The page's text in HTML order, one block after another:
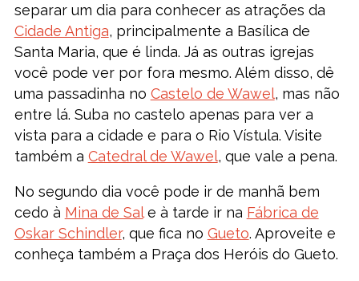
separar um dia para conhecer as atrações da
Cidade Antiga, principalmente a Basílica de
Santa Maria, que é linda. Já as outras igrejas
você pode ver por fora mesmo. Além disso, dê
uma passadinha no Castelo de Wawel, mas não
entre lá. Suba no castelo apenas para ver a
vista para a cidade e para o Rio Vístula. Visite
também a Catedral de Wawel, que vale a pena.
No segundo dia você pode ir de manhã bem
cedo à Mina de Sale à tarde ir na Fábrica de
Oskar Schindler, que fica no Gueto. Aproveite e
conheça também a Praça dos Heróis do Gueto.